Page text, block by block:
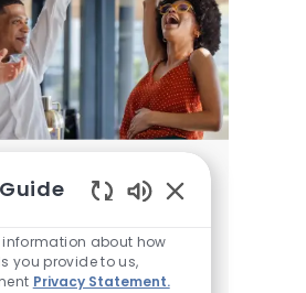
jobs
a week
Submit
information about how
you provide to us,
Privacy Statement.